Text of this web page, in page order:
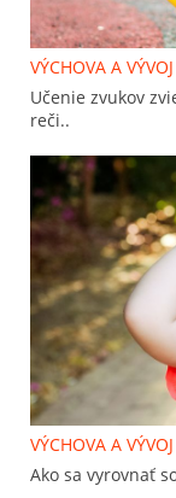
VÝCHOVA A
Učenie zvukov
reči..
VÝCHOVA A
Ako sa vyrovnať